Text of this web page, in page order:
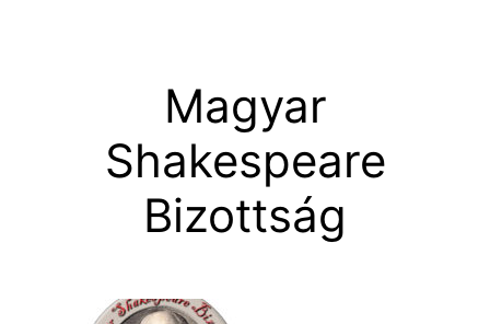
Magyar
Shakespeare
Bizottság